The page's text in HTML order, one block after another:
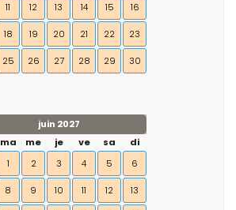
11 12 13 14 15 16
18 19 20 21 22 23
25 26 27 28 29 30
juin 2027
ma me je ve sa
di
1
2 3 4 5 6
8 9 10 11 12 13